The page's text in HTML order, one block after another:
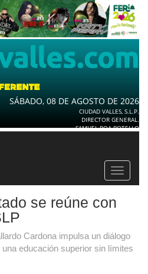
SÁBADO, 08 DE AGOSTO DE 2026
CIUDAD VALLES, S.L.P.
DIRECTOR GENERAL.
SAMUEL ROA BOTELLO
Toggle
se reúne con
Cardona impulsa un diálogo
educación superior sin límites